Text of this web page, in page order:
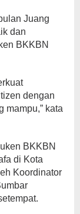
Juang
dan
BKKBN
dengan
mampu,” kata
BKKBN
di Kota
Koordinator